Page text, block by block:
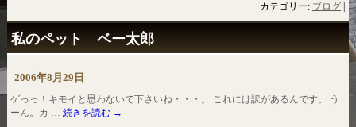
カテゴリー: ブログ
私のペット ベー太郎
2006年8月29日
ゲっっ！キモイと思わないで下さいね・・・。 これには訳があるんです。 う
ーん。カ …続きを読む →